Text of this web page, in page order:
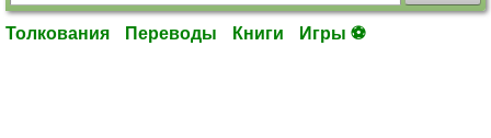
Толкования Переводы Книги Игры ⚽